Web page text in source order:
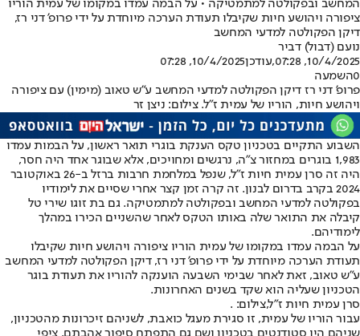
המחשב ובפקולטה למתמטיקה • על הבמה עמדו במקומו של עמית הוריו
ציפורה ויהושע חיות שקיבלו תעודת הערכה מיוחדת על ידי פרופ' דני רז,
דיקן הפקולטה למדעי המחשב
נועם (דבול) דביר
10/4/2025, 07:28
,עודכן10/4/2025, 07:28
0השמעה
פרופ' דני רז דיקן הפקולטה למדעי המחשב ע"ש טאוב (מימין) עם ציפורה
ויהושע חיות, הוריו של עמית ז"ל. צילום: ניצן זר
השבוע התקיים בטכניון טקס הענקת בוגרי תואר ראשון, על הבמות עמדו
1,983 בוגרים במחזור צ"ה, נרגשים ומחויכים, אלא שבוגר אחד היה חסר,
היה זה סרן עמית חיות ז"ל, שנפל במלחמת חרבות ברזל ב-26 באוקטובר
2024 בקרב בדרום לבנון. זה קרה זמן קצר אחרי שסיים את לימודיו
בפקולטה למדעי המחשב ובפקולטה למתמטיקה. גם בת זוגו שירי טל
קיבלה את התואר שלה באותו הטקס לאחר שהשניים הכירו במהלך
לימודיהם.
על הבמה עמדו במקומו של עמית הוריו ציפורה ויהושע חיות שקיבלו
תעודת הערכה מיוחדת על ידי פרופ' דני רז, דיקן הפקולטה למדעי המחשב
ע"ש טאוב, זאת לאחר שבימי השבעה הוענקה להוריו את תעודת בוגר
הטכניון שעליה הוא שקד בשנים האחרונות.
סרן עמית חיות ז"ל,צילום: .
עבור הוריו של עמית, זו סגירת מעגל כואבת, לשניהם זיכרונות מהטכניון,